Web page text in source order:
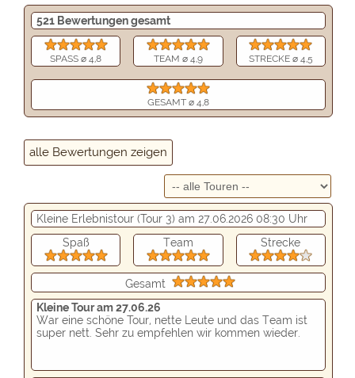
521 Bewertungen gesamt
SPASS ⌀ 4,8 TEAM ⌀ 4,9 STRECKE ⌀ 4,5
GESAMT ⌀ 4,8
alle Bewertungen zeigen
Kleine Erlebnistour (Tour 3) am 27.06.2026 08:30 Uhr
Spaß
Team Strecke
Gesamt
Kleine Tour am 27.06.26
War eine schöne Tour, nette Leute und das Team ist
super nett. Sehr zu empfehlen wir kommen wieder.